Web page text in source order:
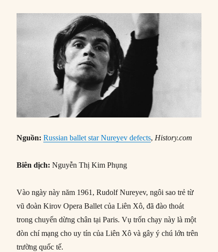
Nguồn: Russian ballet star Nureyev defects, History.com
Biên dịch: Nguyễn Thị Kim Phụng
Vào ngày này năm 1961, Rudolf Nureyev, ngôi sao trẻ từ
vũ đoàn Kirov Opera Ballet của Liên Xô, đã đào thoát
trong chuyến dừng chân tại Paris. Vụ trốn chạy này là một
đòn chí mạng cho uy tín của Liên Xô và gây ý chú lớn trên
trường quốc tế.